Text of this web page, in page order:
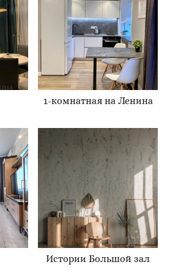
1-комнатная на Ленина
Истории Большой зал